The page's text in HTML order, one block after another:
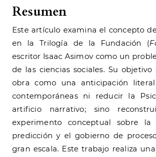
Resumen
Este artículo examina el concepto
en la Trilogía de la Fundación (
escritor Isaac Asimov como un
de las ciencias sociales. Su
obra como una anticipación
contemporáneas ni reducir la
artificio narrativo; sino
experimento conceptual sobre la
predicción y el gobierno de
gran escala. Este trabajo realiza